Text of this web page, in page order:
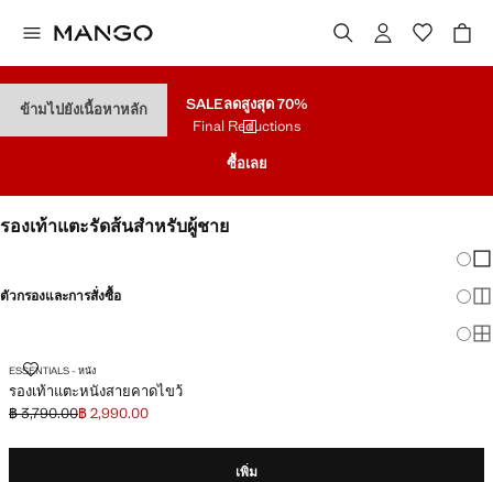
ข้ามไปยังเนื้อหาหลัก SALEลดสูงสุด 70%
Final Reductions
ซื้อเลย
รองเท้าแตะรัดส้นสำหรับผู้ชาย
ตัวกรองและการสั่งซื้อ
เปลี่
แ
แ
แ
ESSENTIALS - หนัง
รองเท้าแตะหนังสายคาดไขว้
รองเท้าแตะหนังสายคาดไขว้
ลดราคาเริ่มต้น [฿ 3,790.00 ]
฿ 3,790.00
ราคาปัจจุบัน [฿ 2,990.00 ]
฿ 2,990.00
เพิ่ม